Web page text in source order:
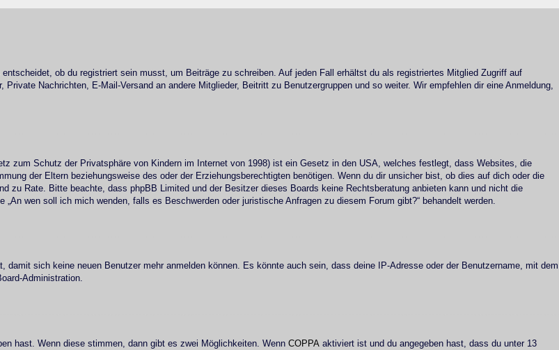
ob du registriert sein musst, um Beiträge zu schreiben. Auf jeden Fall erhältst du als registriertes Mitglied Zugriff auf
Nachrichten, E-Mail-Versand an andere Mitglieder, Beitritt zu Benutzergruppen und so weiter. Wir empfehlen dir eine Anmeldung,
zum Schutz der Privatsphäre von Kindern im Internet von 1998) ist ein Gesetz in den USA, welches festlegt, dass Websites, die
der Eltern beziehungsweise des oder der Erziehungsberechtigten benötigen. Wenn du dir unsicher bist, ob dies auf dich oder die
zu Rate. Bitte beachte, dass phpBB Limited und der Besitzer dieses Boards keine Rechtsberatung anbieten kann und nicht die
wen soll ich mich wenden, falls es Beschwerden oder juristische Anfragen zu diesem Forum gibt?“ behandelt werden.
sich keine neuen Benutzer mehr anmelden können. Es könnte auch sein, dass deine IP-Adresse oder der Benutzername, mit dem
Administration.
hast. Wenn diese stimmen, dann gibt es zwei Möglichkeiten. Wenn COPPA aktiviert ist und du angegeben hast, dass du unter 13